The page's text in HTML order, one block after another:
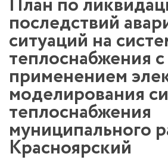
последствий
ситуаций на
теплоснабжения с
применением
моделирования
теплоснабжения
муниципального
Красноярский